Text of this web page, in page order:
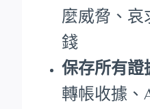
麼威脅、哀
錢
保存所有證
轉帳收據、